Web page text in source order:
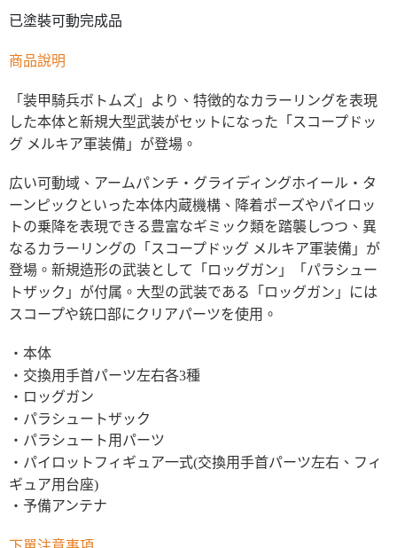
已塗裝可動完成品
商品說明
「装甲騎兵ボトムズ」より、特徴的なカラーリングを表現
した本体と新規大型武装がセットになった「スコープドッ
グ メルキア軍装備」が登場。
広い可動域、アームパンチ・グライディングホイール・タ
ーンピックといった本体内蔵機構、降着ポーズやパイロッ
トの乗降を表現できる豊富なギミック類を踏襲しつつ、異
なるカラーリングの「スコープドッグ メルキア軍装備」が
登場。新規造形の武装として「ロッグガン」「パラシュー
トザック」が付属。大型の武装である「ロッグガン」には
スコープや銃口部にクリアパーツを使用。
・本体
・交換用手首パーツ左右各3種
・ロッグガン
・パラシュートザック
・パラシュート用パーツ
・パイロットフィギュア一式(交換用手首パーツ左右、フィ
ギュア用台座)
・予備アンテナ